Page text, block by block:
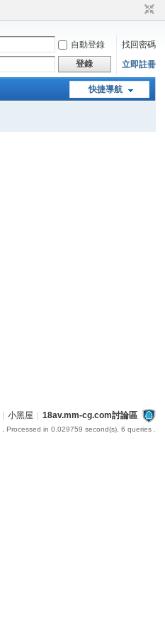
自動登錄
找回密碼
登錄 立即註冊
快捷導航
小黑屋 18av.mm-cg.com討論區
, Processed in 0.029759 second(s), 6 queries .